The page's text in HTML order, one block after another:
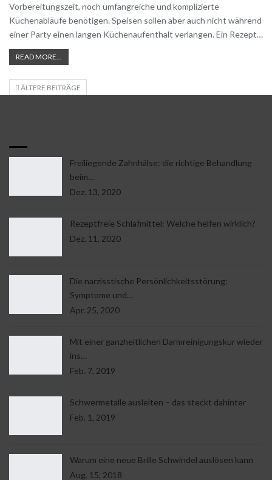
Vorbereitungszeit, noch umfangreiche und komplizierte
Küchenabläufe benötigen. Speisen sollen aber auch nicht während
einer Party einen langen Küchenaufenthalt verlangen. Ein Rezept…
READ MORE...
ÄLTERE BEITRÄGE
Freiliegende Zahnhälse: die richtige Behandlung
beim…
Dez. 13, 2020
Rezeptfreie Schlafmittel: Welche helfen wirklich?
Dez. 11, 2020
Die narzisstische Persönlichkeitsstörung:
Symptome und…
Apr. 25, 2020
Mit einer ganzheitlichen Darmreinigungskur wieder
ins…
Feb. 7, 2019
Schwermetalle ausleiten – das steckt dahinter
Feb. 1, 2019
Warum eine neue Brille Schwindel auslösen kann
Aug. 15, 2018